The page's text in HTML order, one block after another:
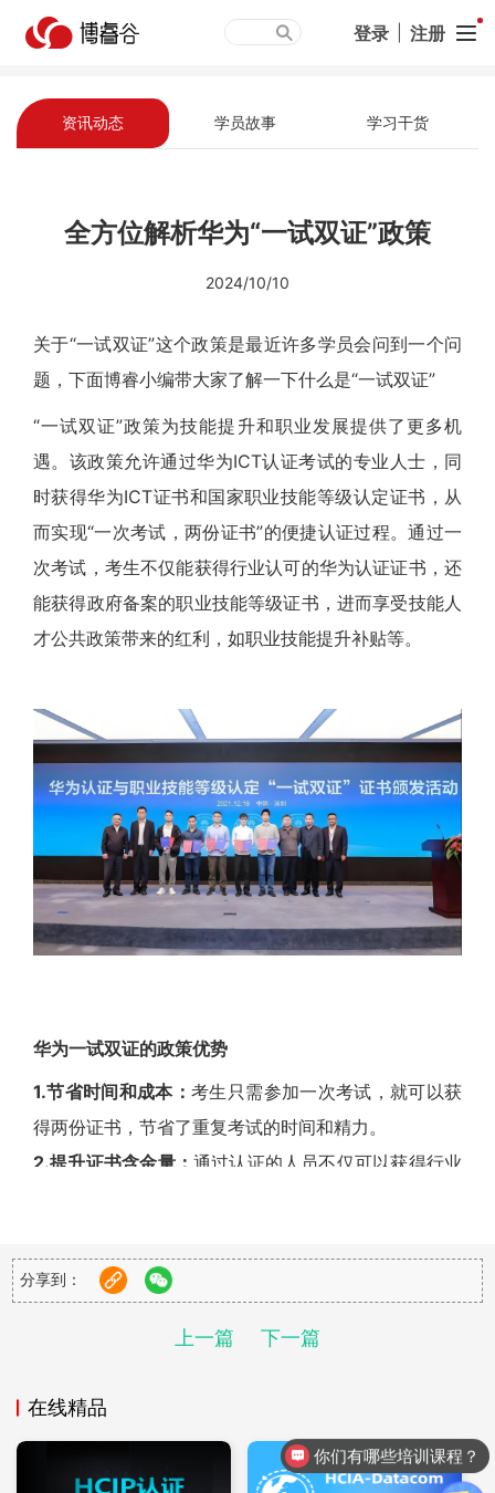
登录 注册
资讯动态 学员故事 学习干货
全方位解析华为“一试双证”政策
2024/10/10
关于“一试双证”这个政策是最近许多学员会问到一个问
题，下面博睿小编带大家了解一下什么是“一试双证”
“一试双证”政策为技能提升和职业发展提供了更多机
遇。该政策允许通过华为ICT认证考试的专业人士，同
时获得华为ICT证书和国家职业技能等级认定证书，从
而实现“一次考试，两份证书”的便捷认证过程。通过一
次考试，考生不仅能获得行业认可的华为认证证书，还
能获得政府备案的职业技能等级证书，进而享受技能人
才公共政策带来的红利，如职业技能提升补贴等。
华为一试双证的政策优势
1.节省时间和成本：考生只需参加一次考试，就可以获
得两份证书，节省了重复考试的时间和精力。
2.提升证书含金量： 通过认证的人员不仅可以获得行业
3.享受职业技能提升补贴：
还可以享受相应的技能提升培训补贴，如1级补贴3000
元，2级补贴2500元，3级补贴2000元，这为个人职业
4.拓宽就业渠道：
和职业发展空间，提高了就业竞争力。
分享到：
上一篇 下一篇
在线精品
你们有哪些培训课程？